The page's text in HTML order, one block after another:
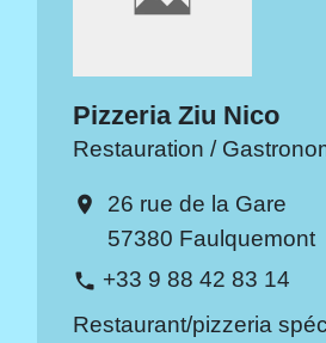
Pizzeria Ziu Nico
Restauration /
location_on
26 rue de la Gare
57380 Faulquemont
phone +33 9 88 42 83 14
Restaurant/pizzeria